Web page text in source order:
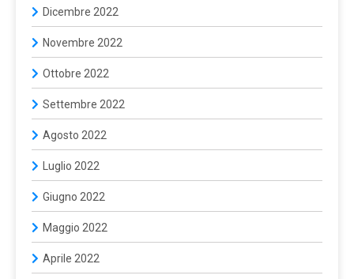
Dicembre 2022
Novembre 2022
Ottobre 2022
Settembre 2022
Agosto 2022
Luglio 2022
Giugno 2022
Maggio 2022
Aprile 2022